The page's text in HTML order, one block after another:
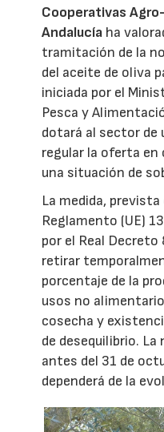
Cooperativas
Andalucía ha
tramitación de la
del aceite de oliva
iniciada por el
Pesca y
dotará al sector de
regular la oferta en
una situación de
La medida,
Reglamento (UE)
por el Real
retirar
porcentaje de la
usos no
cosecha y
de desequilibrio. La
antes del 31 de
dependerá de la